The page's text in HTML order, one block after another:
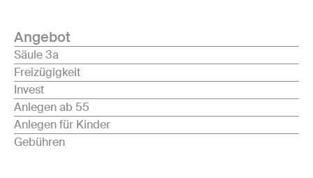
Angebot
Säule 3a
Freizügigkeit
Invest
Anlegen ab 55
Anlegen für Kinder
Gebühren